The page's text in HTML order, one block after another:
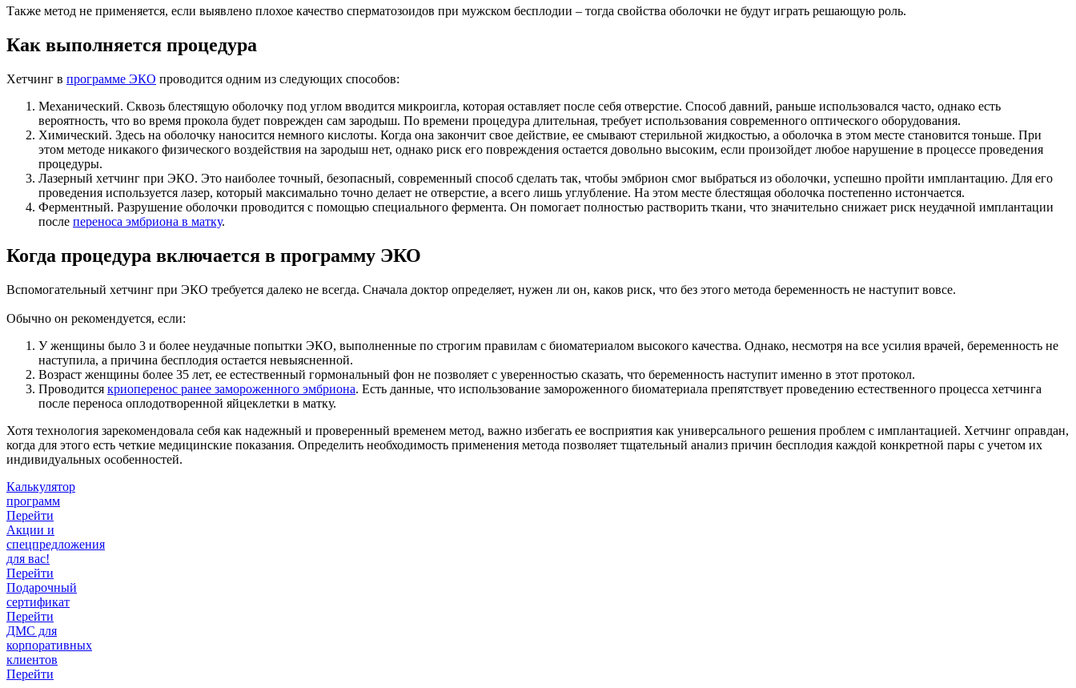
Также метод не применяется, если выявлено плохое качество сперматозоидов при мужском бесплодии – тогда свойства оболочки не будут играть решающую роль.
Как выполняется процедура
Хетчинг в программе ЭКО проводится одним из следующих способов:
Механический. Сквозь блестящую оболочку под углом вводится микроигла, которая оставляет после себя отверстие. Способ давний, раньше использовался часто, однако есть
вероятность, что во время прокола будет поврежден сам зародыш. По времени процедура длительная, требует использования современного оптического оборудования.
Химический. Здесь на оболочку наносится немного кислоты. Когда она закончит свое действие, ее смывают стерильной жидкостью, а оболочка в этом месте становится тоньше. При
этом методе никакого физического воздействия на зародыш нет, однако риск его повреждения остается довольно высоким, если произойдет любое нарушение в процессе проведения
процедуры.
Лазерный хетчинг при ЭКО. Это наиболее точный, безопасный, современный способ сделать так, чтобы эмбрион смог выбраться из оболочки, успешно пройти имплантацию. Для его
проведения используется лазер, который максимально точно делает не отверстие, а всего лишь углубление. На этом месте блестящая оболочка постепенно истончается.
Ферментный. Разрушение оболочки проводится с помощью специального фермента. Он помогает полностью растворить ткани, что значительно снижает риск неудачной имплантации
после переноса эмбриона в матку.
Когда процедура включается в программу ЭКО
Вспомогательный хетчинг при ЭКО требуется далеко не всегда. Сначала доктор определяет, нужен ли он, каков риск, что без этого метода беременность не наступит вовсе.
Обычно он рекомендуется, если:
У женщины было 3 и более неудачные попытки ЭКО, выполненные по строгим правилам с биоматериалом высокого качества. Однако, несмотря на все усилия врачей, беременность не
наступила, а причина бесплодия остается невыясненной.
Возраст женщины более 35 лет, ее естественный гормональный фон не позволяет с уверенностью сказать, что беременность наступит именно в этот протокол.
Проводится криоперенос ранее замороженного эмбриона. Есть данные, что использование замороженного биоматериала препятствует проведению естественного процесса хетчинга
после переноса оплодотворенной яйцеклетки в матку.
Хотя технология зарекомендовала себя как надежный и проверенный временем метод, важно избегать ее восприятия как универсального решения проблем с имплантацией. Хетчинг оправдан,
когда для этого есть четкие медицинские показания. Определить необходимость применения метода позволяет тщательный анализ причин бесплодия каждой конкретной пары с учетом их
индивидуальных особенностей.
Калькулятор
программ
Перейти
Акции и
спецпредложения
для вас!
Перейти
Подарочный
сертификат
Перейти
ДМС для
корпоративных
клиентов
Перейти